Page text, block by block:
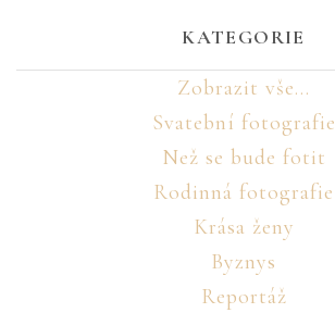
KATEGORIE
Zobrazit vše...
Svatební fotografie
Než se bude fotit
Rodinná fotografie
Krása ženy
Byznys
Reportáž